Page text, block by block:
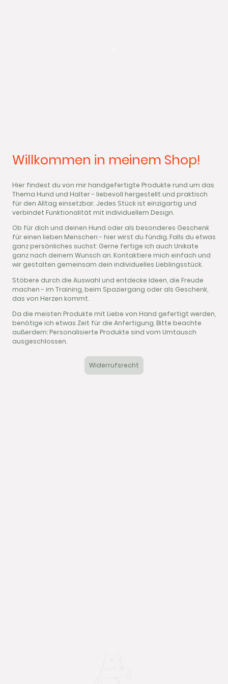
Willkommen in meinem Shop!
Hier findest du von mir handgefertigte Produkte rund um das
Thema Hund und Halter - liebevoll hergestellt und praktisch
für den Alltag einsetzbar. Jedes Stück ist einzigartig und
verbindet Funktionalität mit individuellem Design.
Ob für dich und deinen Hund oder als besonderes Geschenk
für einen lieben Menschen - hier wirst du fündig. Falls du etwas
ganz persönliches suchst: Gerne fertige ich auch Unikate
ganz nach deinem Wunsch an. Kontaktiere mich einfach und
wir gestalten gemeinsam dein individuelles Lieblingsstück.
Stöbere durch die Auswahl und entdecke Ideen, die Freude
machen - im Training, beim Spaziergang oder als Geschenk,
das von Herzen kommt.
Da die meisten Produkte mit Liebe von Hand gefertigt werden,
benötige ich etwas Zeit für die Anfertigung. Bitte beachte
außerdem: Personalisierte Produkte sind vom Umtausch
ausgeschlossen.
Widerrufsrecht